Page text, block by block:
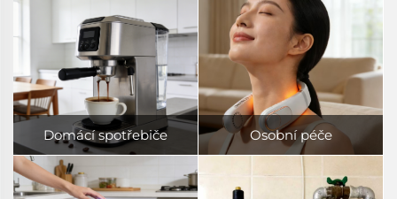
Domácí spotřebiče Osobní péče